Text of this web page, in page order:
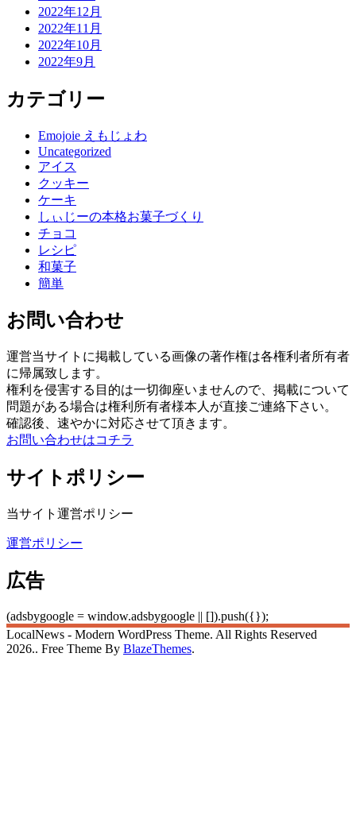
2022年12月
2022年11月
2022年10月
2022年9月
カテゴリー
Emojoie えもじょわ
Uncategorized
アイス
クッキー
ケーキ
しぃじーの本格お菓子づくり
チョコ
レシピ
和菓子
簡単
お問い合わせ
運営当サイトに掲載している画像の著作権は各権利者所有者
に帰属致します。
権利を侵害する目的は一切御座いませんので、掲載について
問題がある場合は権利所有者様本人が直接ご連絡下さい。
確認後、速やかに対応させて頂きます。
お問い合わせはコチラ
サイトポリシー
当サイト運営ポリシー
運営ポリシー
広告
(adsbygoogle = window.adsbygoogle || []).push({});
LocalNews - Modern WordPress Theme. All Rights Reserved
2026.. Free Theme By BlazeThemes.